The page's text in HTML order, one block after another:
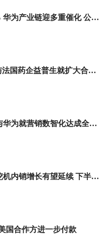
港股异动 | 中软国际(00354)再涨超5% 华为产业链迎多重催化 公司深度受益于华为AI云的发展
港股异动｜智云健康一度涨超7.8% 与法国药企益普生就扩大合作举行会谈
港股异动 | 长城汽车(02333)涨超4% 与华为就营销数智化达成全面合作 RISC-V车规MCU芯片成功点亮
港股异动 | 三一国际(00631)涨超4% 挖机内销增长有望延续 下半年龙头企业出口增速或优于上半年
国合作方进一步付款